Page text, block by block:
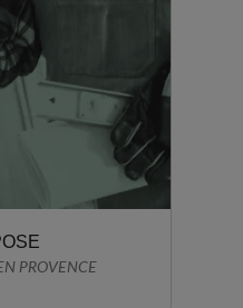
PROVENCE